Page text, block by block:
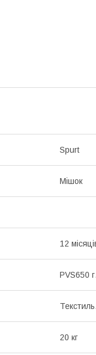
Spurt
Мішок
12
PVS650
20 кг